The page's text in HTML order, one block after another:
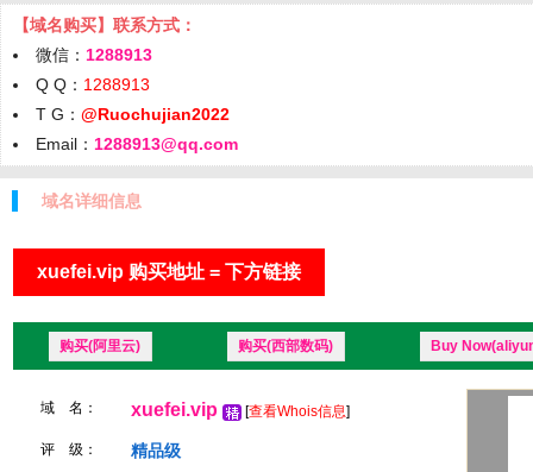
【域名购买】联系方式：
微信： 1288913
Q Q： 1288913
T G： @Ruochujian2022
Email： 1288913@qq.com
域名详细信息
xuefei.vip 购买地址 = 下方链接
购买(阿里云) 购买(西部数码) Buy
域 名： xuefei.vip [查看Whois信息]
评 级： 精品级